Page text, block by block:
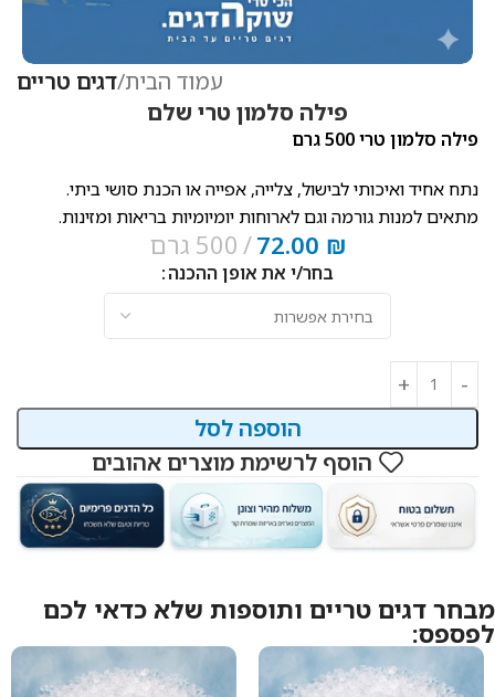
עמוד הבית דגים טריים
פילה סלמון טרי שלם
פילה סלמון טרי 500 גרם
נתח אחיד ואיכותי לבישול, צלייה, אפייה או הכנת סושי ביתי.
מתאים למנות גורמה וגם לארוחות יומיומיות בריאות ומזינות.
72.00 ₪ 500 גרם
בחר/י את אופן ההכנה
הוספה לסל
הוסף לרשימת מוצרים אהובים
מבחר דגים טריים ותוספות שלא כדאי לכם
לפספס: